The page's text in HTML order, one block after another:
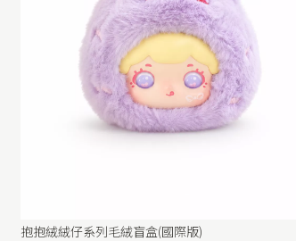
抱抱絨絨仔系列毛絨盲盒(國際版)